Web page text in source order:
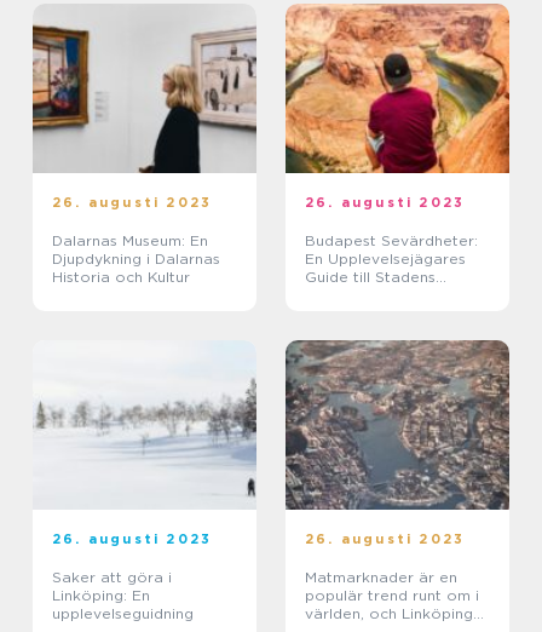
26. augusti 2023
Dalarnas Museum: En
Djupdykning i Dalarnas
Historia och Kultur
26. augusti 2023
Budapest Sevärdheter:
En Upplevelsejägares
Guide till Stadens
26. augusti 2023
Saker att göra i
Linköping: En
upplevelseguidning
26. augusti 2023
Matmarknader är en
populär trend runt om i
världen, och Linköping